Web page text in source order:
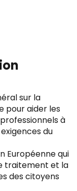
sur la
pour aider les
à
du
Européenne qui
traitement et la
des citoyens